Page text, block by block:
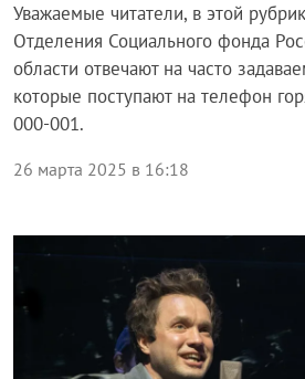
Уважаемые читатели, в этой
Отделения Социального фонда
области отвечают на часто
которые поступают на телефон
000-001.
26 марта 2025 в 16:18